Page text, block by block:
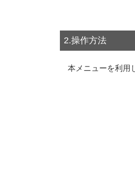
2.操作方法
本メニューを利用